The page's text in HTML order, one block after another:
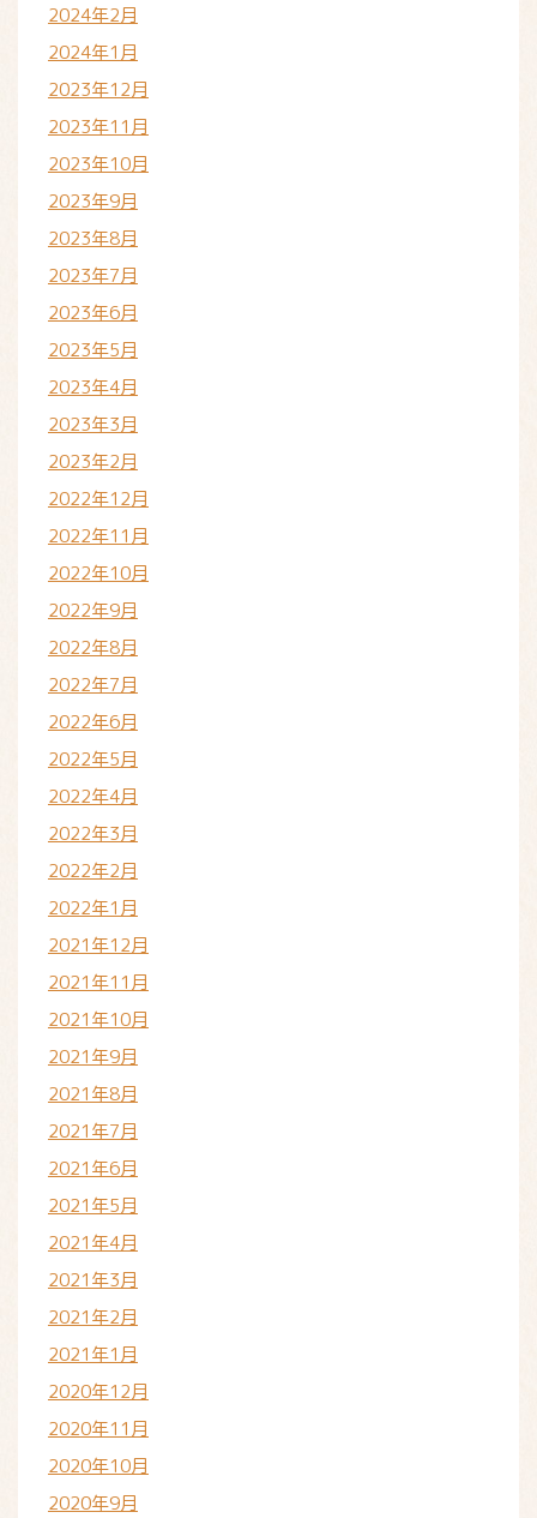
2024年2月
2024年1月
2023年12月
2023年11月
2023年10月
2023年9月
2023年8月
2023年7月
2023年6月
2023年5月
2023年4月
2023年3月
2023年2月
2022年12月
2022年11月
2022年10月
2022年9月
2022年8月
2022年7月
2022年6月
2022年5月
2022年4月
2022年3月
2022年2月
2022年1月
2021年12月
2021年11月
2021年10月
2021年9月
2021年8月
2021年7月
2021年6月
2021年5月
2021年4月
2021年3月
2021年2月
2021年1月
2020年12月
2020年11月
2020年10月
2020年9月